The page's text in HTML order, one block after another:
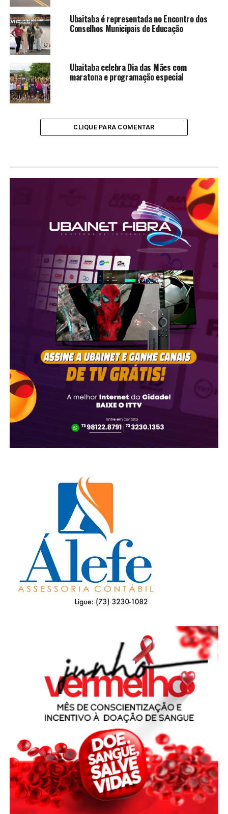
Ubaitaba é representada no Encontro dos
Conselhos Municipais de Educação
Ubaitaba celebra Dia das Mães com
maratona e programação especial
CLIQUE PARA COMENTAR